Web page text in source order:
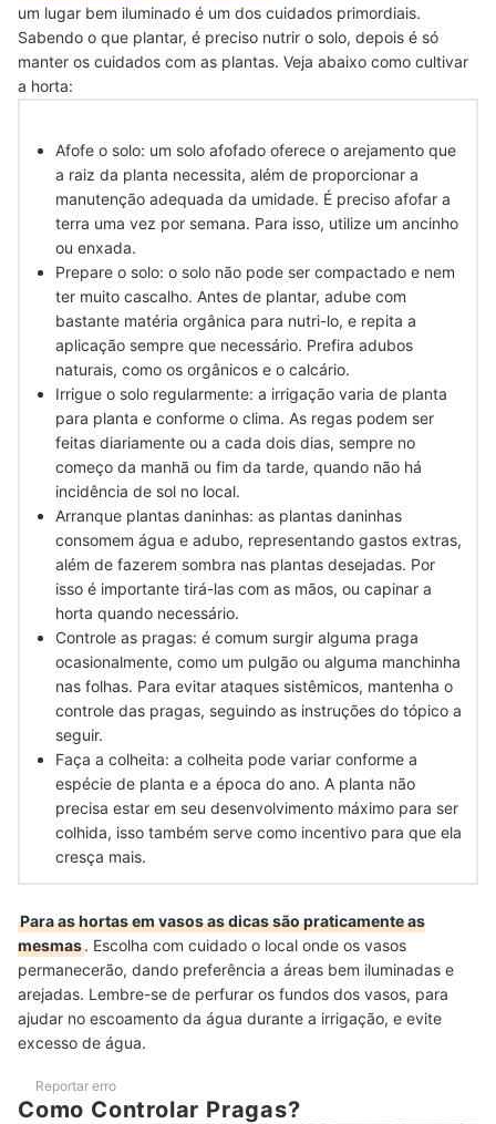
um lugar bem iluminado é um dos cuidados primordiais.
Sabendo o que plantar, é preciso nutrir o solo, depois é só
manter os cuidados com as plantas. Veja abaixo como cultivar
a horta:
Afofe o solo: um solo afofado oferece o arejamento que
a raiz da planta necessita, além de proporcionar a
manutenção adequada da umidade. É preciso afofar a
terra uma vez por semana. Para isso, utilize um ancinho
ou enxada.
Prepare o solo: o solo não pode ser compactado e nem
ter muito cascalho. Antes de plantar, adube com
bastante matéria orgânica para nutri-lo, e repita a
aplicação sempre que necessário. Prefira adubos
naturais, como os orgânicos e o calcário.
Irrigue o solo regularmente: a irrigação varia de planta
para planta e conforme o clima. As regas podem ser
feitas diariamente ou a cada dois dias, sempre no
começo da manhã ou fim da tarde, quando não há
incidência de sol no local.
Arranque plantas daninhas: as plantas daninhas
consomem água e adubo, representando gastos extras,
além de fazerem sombra nas plantas desejadas. Por
isso é importante tirá-las com as mãos, ou capinar a
horta quando necessário.
Controle as pragas: é comum surgir alguma praga
ocasionalmente, como um pulgão ou alguma manchinha
nas folhas. Para evitar ataques sistêmicos, mantenha o
controle das pragas, seguindo as instruções do tópico a
seguir.
Faça a colheita: a colheita pode variar conforme a
espécie de planta e a época do ano. A planta não
precisa estar em seu desenvolvimento máximo para ser
colhida, isso também serve como incentivo para que ela
cresça mais.
Para as hortas em vasos as dicas são praticamente as
mesmas. Escolha com cuidado o local onde os vasos
permanecerão, dando preferência a áreas bem iluminadas e
arejadas. Lembre-se de perfurar os fundos dos vasos, para
ajudar no escoamento da água durante a irrigação, e evite
excesso de água.
Reportar erro
Como Controlar Pragas?